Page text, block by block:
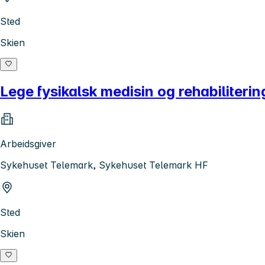
Sted
Skien
Lege fysikalsk medisin og
Arbeidsgiver
Sykehuset Telemark, Sykehuset Telemark HF
Sted
Skien